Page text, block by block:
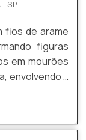
- SP
fios de arame
figuras
em mourões
envolvendo a
públicas de
proporciona